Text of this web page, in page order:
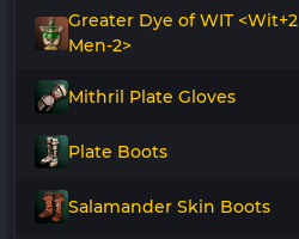
Greater Dye of WIT <Wit+2
Men-2>
Mithril Plate Gloves
Plate Boots
Salamander Skin Boots